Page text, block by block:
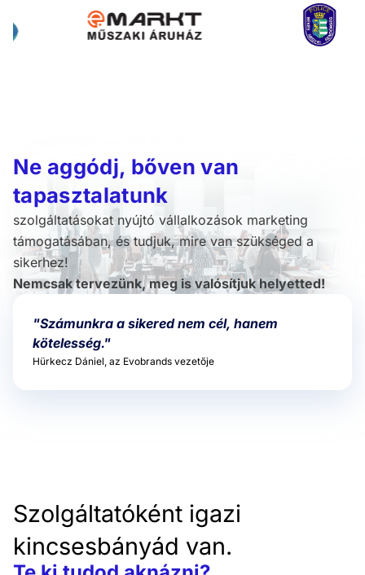
Ne aggódj, bőven van
tapasztalatunk
szolgáltatásokat nyújtó vállalkozások marketing
támogatásában, és tudjuk, mire van szükséged a
sikerhez!
Nemcsak tervezünk, meg is valósítjuk helyetted!
"Számunkra a sikered nem cél, hanem
kötelesség."
Hürkecz Dániel, az Evobrands vezetője
Szolgáltatóként igazi
kincsesbányád van.